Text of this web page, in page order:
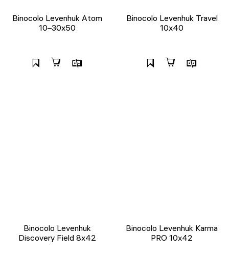
Binocolo Levenhuk Atom
10–30x50
Binocolo Levenhuk Travel
10x40
Binocolo Levenhuk
Discovery Field 8x42
Binocolo Levenhuk Karma
PRO 10x42